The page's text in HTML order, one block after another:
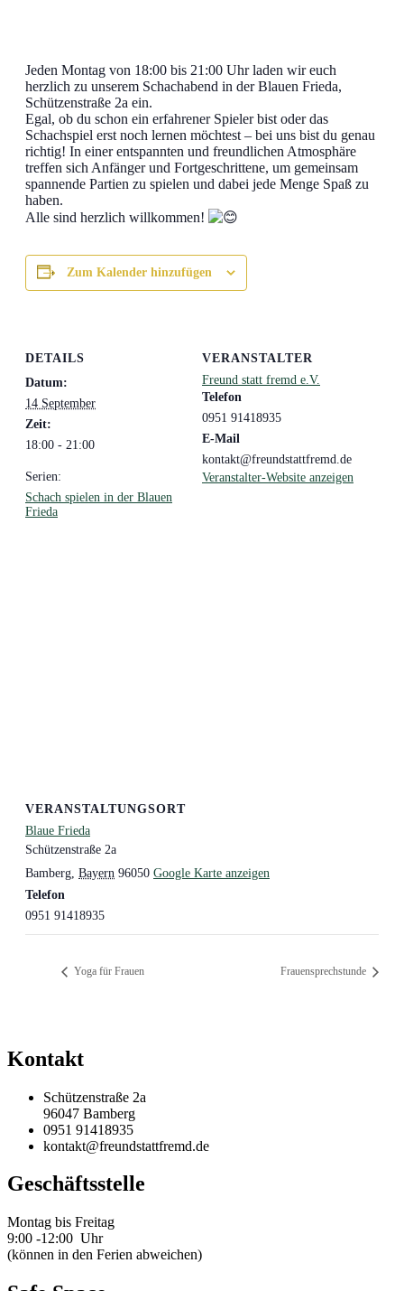
Jeden Montag von 18:00 bis 21:00 Uhr laden wir euch
herzlich zu unserem Schachabend in der Blauen Frieda,
Schützenstraße 2a ein.
Egal, ob du schon ein erfahrener Spieler bist oder das
Schachspiel erst noch lernen möchtest – bei uns bist du genau
richtig! In einer entspannten und freundlichen Atmosphäre
treffen sich Anfänger und Fortgeschrittene, um gemeinsam
spannende Partien zu spielen und dabei jede Menge Spaß zu
haben.
Alle sind herzlich willkommen!
Zum Kalender hinzufügen
DETAILS
Datum:
14 September
Zeit:
18:00 - 21:00
Serien:
Schach spielen in der Blauen
Frieda
VERANSTALTER
Freund statt fremd e.V.
Telefon
0951 91418935
E-Mail
kontakt@freundstattfremd.de
Veranstalter-Website anzeigen
VERANSTALTUNGSORT
Blaue Frieda
Schützenstraße 2a
Bamberg Bayern 96050 Google Karte anzeigen
Telefon
0951 91418935
Yoga für Frauen Frauensprechstunde
Kontakt
Schützenstraße 2a
96047 Bamberg
0951 91418935
kontakt@freundstattfremd.de
Geschäftsstelle
Montag bis Freitag
9:00 -12:00 Uhr
(können in den Ferien abweichen)